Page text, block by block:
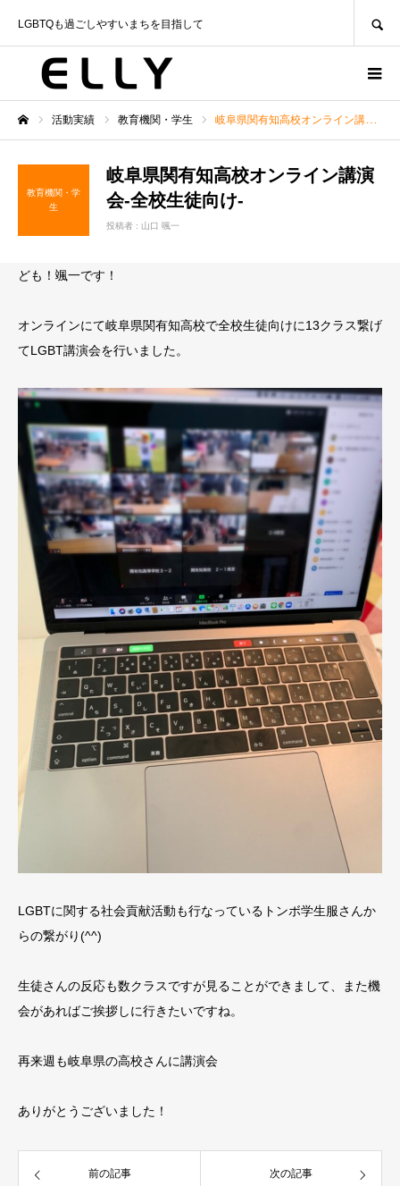
LGBTQも過ごしやすいまちを目指して
活動実績 教育機関・学生 岐阜県関有知高校オンライン講演会-全校生徒向け-
教育機関・学
生
岐阜県関有知高校オンライン講演
会-全校生徒向け-
投稿者 : 山口 颯一
ども！颯一です！
オンラインにて岐阜県関有知高校で全校生徒向けに13クラス繋げ
てLGBT講演会を行いました。
LGBTに関する社会貢献活動も行なっているトンボ学生服さんか
らの繋がり(^^)
生徒さんの反応も数クラスですが見ることができまして、また機
会があればご挨拶しに行きたいですね。
再来週も岐阜県の高校さんに講演会
ありがとうございました！
前の記事 次の記事